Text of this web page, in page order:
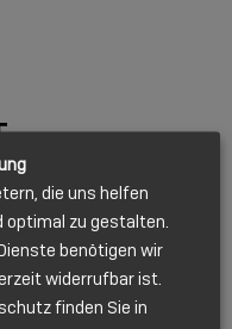
HDMI® und USB
via USB-C. Dies
Laptop-Rechners
Ausgang
– das lokale
die uns helfen
optimal zu gestalten.
benötigen wir
widerrufbar ist.
finden Sie in